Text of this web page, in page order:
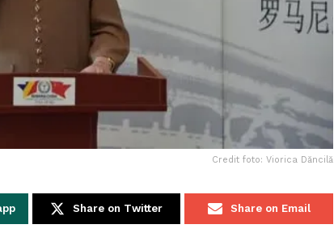
Credit foto: Viorica Dăncilă
Share on Twitter Share on Email